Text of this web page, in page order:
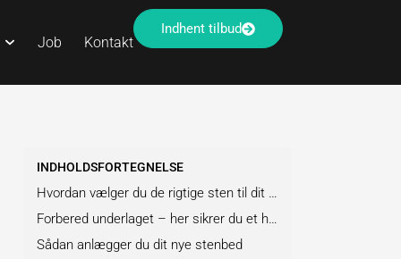
Job Kontakt
Indhent tilbud
INDHOLDSFORTEGNELSE
Hvordan vælger du de rigtige sten til dit haveprojekt?
Forbered underlaget – her sikrer du et holdbart resultat
Sådan anlægger du dit nye stenbed